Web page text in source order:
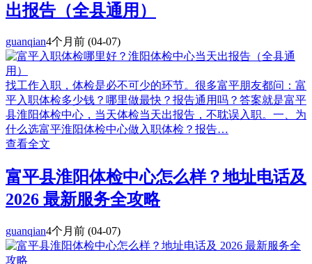
出报告（全县通用）
guanqian4个月前 (04-07)
找工作入职，体检是必不可少的环节。很多富平朋友都问：富
平入职体检多少钱？哪里做最快？报告通用吗？答案就是富平
县淮阳体检中心，当天体检当天出报告，不耽误入职。一、为
什么选富平淮阳体检中心做入职体检？报告…
查看全文
富平县淮阳体检中心怎么样？地址电话及
2026 最新服务全攻略
guanqian4个月前 (04-07)